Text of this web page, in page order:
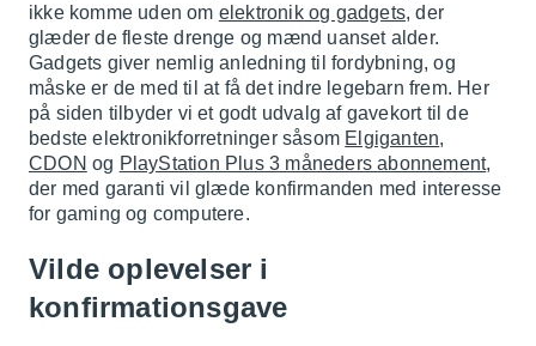
ikke komme uden om elektronik og gadgets, der
glæder de fleste drenge og mænd uanset alder.
Gadgets giver nemlig anledning til fordybning, og
måske er de med til at få det indre legebarn frem. Her
på siden tilbyder vi et godt udvalg af gavekort til de
bedste elektronikforretninger såsom Elgiganten,
CDON og PlayStation Plus 3 måneders abonnement,
der med garanti vil glæde konfirmanden med interesse
for gaming og computere.
Vilde oplevelser i
konfirmationsgave